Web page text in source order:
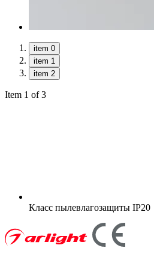
item 0
item 1
item 2
Item 1 of 3
Класс пылевлагозащиты IP20